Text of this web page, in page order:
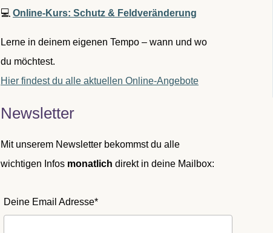
💻 Online-Kurs: Schutz & Feldveränderung
Lerne in deinem eigenen Tempo – wann und wo
du möchtest.
Hier findest du alle aktuellen Online-Angebote
Newsletter
Mit unserem Newsletter bekommst du alle
wichtigen Infos monatlich direkt in deine Mailbox:
Deine Email Adresse*